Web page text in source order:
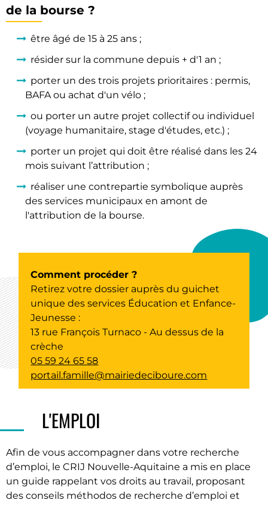
de la bourse ?
être âgé de 15 à 25 ans ;
résider sur la commune depuis + d'1 an ;
porter un des trois projets prioritaires : permis,
BAFA ou achat d'un vélo ;
ou porter un autre projet collectif ou individuel
(voyage humanitaire, stage d'études, etc.) ;
porter un projet qui doit être réalisé dans les 24
mois suivant l’attribution ;
réaliser une contrepartie symbolique auprès
des services municipaux en amont de
l'attribution de la bourse.
Comment procéder ?
Retirez votre dossier auprès du guichet
unique des services Éducation et Enfance-
Jeunesse :
13 rue François Turnaco - Au dessus de la
crèche
05 59 24 65 58
portail.famille@mairiedeciboure.com
L'EMPLOI
Afin de vous accompagner dans votre recherche
d’emploi, le CRIJ Nouvelle-Aquitaine a mis en place
un guide rappelant vos droits au travail, proposant
des conseils méthodos de recherche d’emploi et